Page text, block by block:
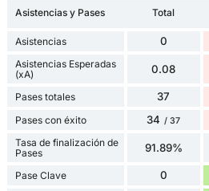
Asistencias y Pases Total
Asistencias 0
Asistencias Esperadas
(xA)
0.08
Pases totales 37
Pases con éxito 34 / 37
Tasa de finalización de
Pases
91.89%
Pase Clave 0